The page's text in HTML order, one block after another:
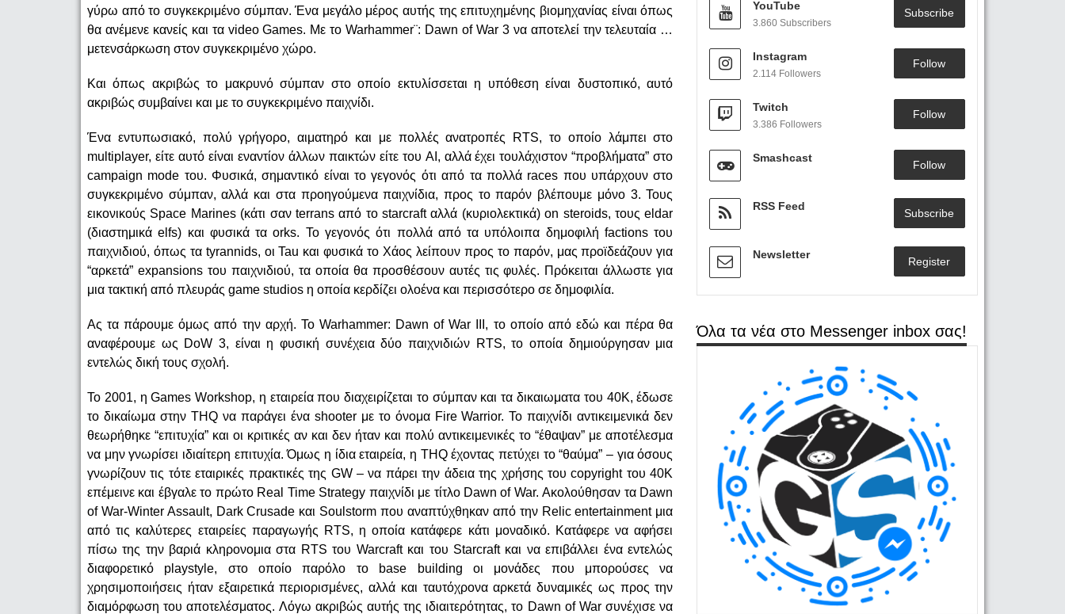
γύρω από το συγκεκριμένο σύμπαν. Ένα μεγάλο μέρος αυτής της επιτυχημένης βιομηχανίας είναι όπως
θα ανέμενε κανείς και τα video Games. Με το Warhammer¨: Dawn of War 3 να αποτελεί την τελευταία …
μετενσάρκωση στον συγκεκριμένο χώρο.
Και όπως ακριβώς το μακρυνό σύμπαν στο οποίο εκτυλίσσεται η υπόθεση είναι δυστοπικό, αυτό
ακριβώς συμβαίνει και με το συγκεκριμένο παιχνίδι.
Ένα εντυπωσιακό, πολύ γρήγορο, αιματηρό και με πολλές ανατροπές RTS, το οποίο λάμπει στο
multiplayer, είτε αυτό είναι εναντίον άλλων παικτών είτε του AI, αλλά έχει τουλάχιστον “προβλήματα” στο
campaign mode του. Φυσικά, σημαντικό είναι το γεγονός ότι από τα πολλά races που υπάρχουν στο
συγκεκριμένο σύμπαν, αλλά και στα προηγούμενα παιχνίδια, προς το παρόν βλέπουμε μόνο 3. Τους
εικονικούς Space Marines (κάτι σαν terrans από το starcraft αλλά (κυριολεκτικά) on steroids, τoυς eldar
(διαστημικά elfs) και φυσικά τα orks. Το γεγονός ότι πολλά από τα υπόλοιπα δημοφιλή factions του
παιχνιδιού, όπως τα tyrannids, οι Tau και φυσικά το Χάος λείπουν προς το παρόν, μας προϊδεάζουν για
“αρκετά” expansions του παιχνιδιού, τα οποία θα προσθέσουν αυτές τις φυλές. Πρόκειται άλλωστε για
μια τακτική από πλευράς game studios η οποία κερδίζει ολοένα και περισσότερο σε δημοφιλία.
Ας τα πάρουμε όμως από την αρχή. Το Warhammer: Dawn of War III, το οποίο από εδώ και πέρα θα
αναφέρουμε ως DoW 3, είναι η φυσική συνέχεια δύο παιχνιδιών RTS, το οποία δημιούργησαν μια
εντελώς δική τους σχολή.
Το 2001, η Games Workshop, η εταιρεία που διαχειρίζεται το σύμπαν και τα δικαιωματα του 40K, έδωσε
το δικαίωμα στην THQ να παράγει ένα shooter με το όνομα Fire Warrior. Το παιχνίδι αντικειμενικά δεν
θεωρήθηκε “επιτυχία” και οι κριτικές αν και δεν ήταν και πολύ αντικειμενικές το “έθαψαν” με αποτέλεσμα
να μην γνωρίσει ιδιαίτερη επιτυχία. Όμως η ίδια εταιρεία, η THQ έχοντας πετύχει το “θαύμα” – για όσους
γνωρίζουν τις τότε εταιρικές πρακτικές της GW – να πάρει την άδεια της χρήσης του copyright του 40K
επέμεινε και έβγαλε το πρώτο Real Time Strategy παιχνίδι με τίτλο Dawn of War. Ακολούθησαν τα Dawn
of War-Winter Assault, Dark Crusade και Soulstorm που αναπτύχθηκαν από την Relic entertainment μια
από τις καλύτερες εταιρείες παραγωγής RTS, η οποία κατάφερε κάτι μοναδικό. Κατάφερε να αφήσει
πίσω της την βαριά κληρονομια στα RTS του Warcraft και του Starcraft και να επιβάλλει ένα εντελώς
διαφορετικό playstyle, στο οποίο παρόλο το base building οι μονάδες που μπορούσες να
χρησιμοποιήσεις ήταν εξαιρετικά περιορισμένες, αλλά και ταυτόχρονα αρκετά δυναμικές ως προς την
διαμόρφωση του αποτελέσματος. Λόγω ακριβώς αυτής της ιδιαιτερότητας, το Dawn of War συνέχισε να
YouTube
3.860 Subscribers
Subscribe
Instagram
2.114 Followers
Follow
Twitch
3.386 Followers
Follow
Smashcast
Follow
RSS Feed
Subscribe
Newsletter
Register
Όλα τα νέα στο Messenger inbox σας!